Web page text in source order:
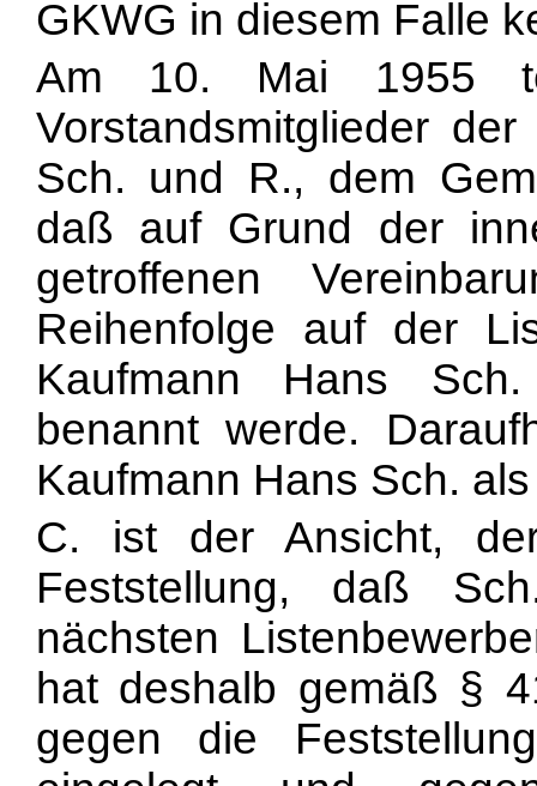
GKWG in diesem Falle
Am 10. Mai 1955
Vorstandsmitglieder
Sch. und R., dem
daß auf Grund der
getroffenen
Reihenfolge auf der
Kaufmann Hans
benannt werde.
Kaufmann Hans Sch.
C. ist der Ansicht,
Feststellung, daß
nächsten
hat deshalb gemäß §
gegen die